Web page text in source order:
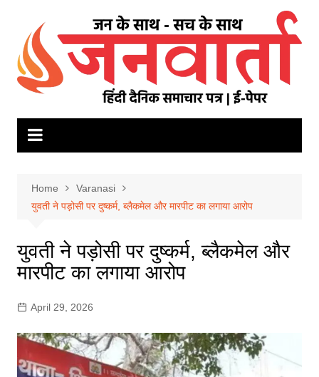
content
Home
Varanasi
युवती ने पड़ोसी पर दुष्कर्म, ब्लैकमेल और मारपीट का लगाया आरोप
युवती ने पड़ोसी पर दुष्कर्म, ब्लैकमेल और
मारपीट का लगाया आरोप
April 29, 2026